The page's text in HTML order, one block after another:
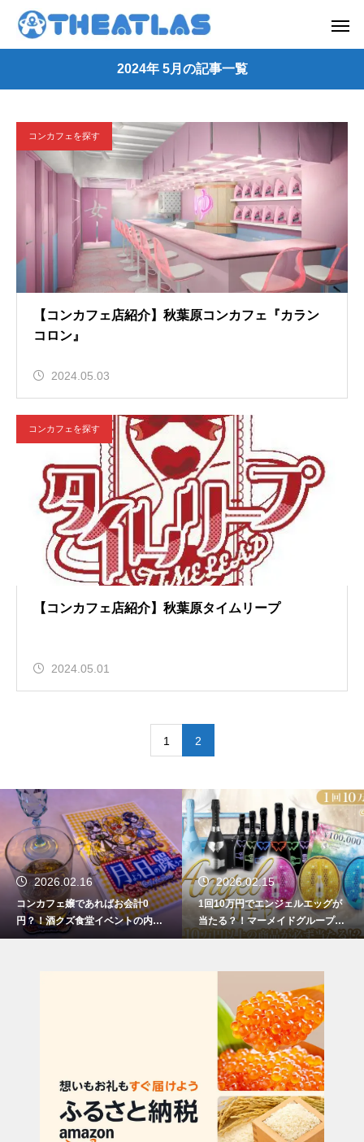
2024年 5月の記事一覧
コンカフェを探す
【コンカフェ店紹介】秋葉原コンカフェ『カラン
コロン』
2024.05.03
コンカフェを探す
【コンカフェ店紹介】秋葉原タイムリープ
2024.05.01
1 2
2026.02.16
コンカフェ嬢であればお会計0
円？！酒クズ食堂イベントの内容
がやばすぎる件について
2026.02.15
1回10万円でエンジェルエッグが
当たる？！マーメイドグループコ
ンカフェでエンジェルガチャイベ